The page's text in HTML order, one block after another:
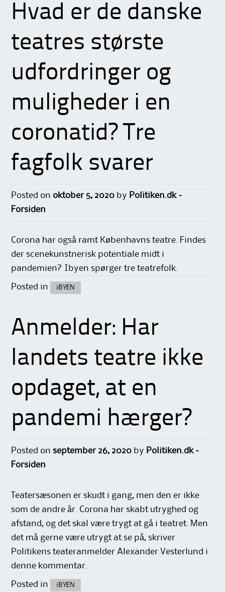
Hvad er de danske
teatres største
udfordringer og
muligheder i en
coronatid? Tre
fagfolk svarer
Posted on oktober 5, 2020 by Politiken.dk -
Forsiden
Corona har også ramt Københavns teatre. Findes
der scenekunstnerisk potentiale midt i
pandemien? Ibyen spørger tre teatrefolk.
Posted in iBYEN
Anmelder: Har
landets teatre ikke
opdaget, at en
pandemi hærger?
Posted onseptember 26, 2020 by Politiken.dk -
Forsiden
Teatersæsonen er skudt i gang, men den er ikke
som de andre år. Corona har skabt utryghed og
afstand, og det skal være trygt at gå i teatret. Men
det må gerne være utrygt at se på, skriver
Politikens teateranmelder Alexander Vesterlund i
denne kommentar.
Posted in iBYEN